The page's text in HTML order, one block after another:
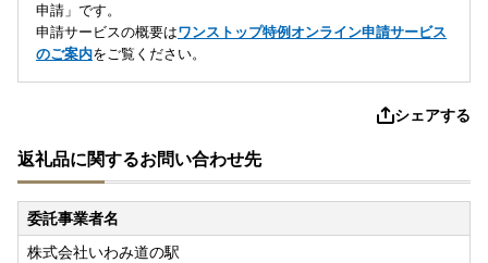
申請」です。
申請サービスの概要はワンストップ特例オンライン申請サービス
のご案内をご覧ください。
シェアする
返礼品に関するお問い合わせ先
委託事業者名
株式会社いわみ道の駅